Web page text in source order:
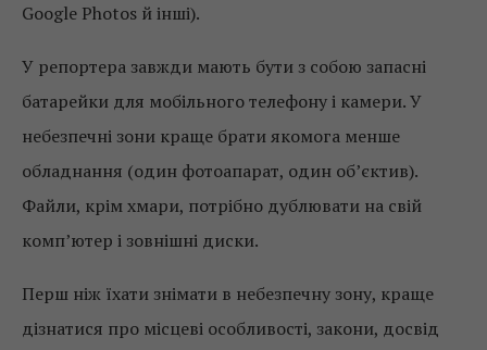
Google Photos й інші).
У репортера завжди мають бути з собою запасні
батарейки для мобільного телефону і камери. У
небезпечні зони краще брати якомога менше
обладнання (один фотоапарат, один об’єктив).
Файли, крім хмари, потрібно дублювати на свій
комп’ютер і зовнішні диски.
Перш ніж їхати знімати в небезпечну зону, краще
дізнатися про місцеві особливості, закони, досвід